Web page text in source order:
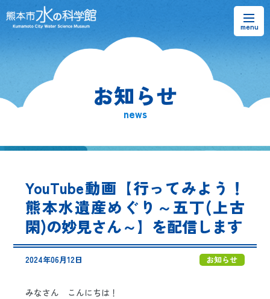
熊本市水の科学館とは
水のラーニングフィールド
お問い合わせ
お知らせ
news
YouTube動画【行ってみよう！
熊本水遺産めぐり～五丁(上古
閑)の妙見さん～】を配信します
2024年06月12日 お知らせ
みなさん こんにちは！